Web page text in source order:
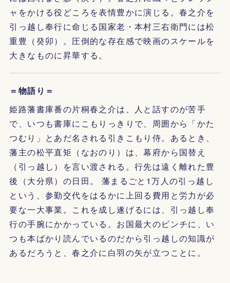
ャをかける役どころを表情豊かに演じる。春之介を
引っ越し奉行に命じる国家老・本村三右衛門には松
重豊（癸卯）。圧倒的な存在感で映画のスケールを
大きなものに昇華する。
＝物語り＝
姫路藩書庫番の片桐春之介は、人と話すのが苦手
で、いつも書庫にこもりっきりで、周囲から「かた
つむり」とあだ名される引きこもり侍。あるとき、
藩主の松平直矩（なおのり）は、幕府から国替え
（引っ越し）を言い渡される。行先は遠く離れた豊
後（大分県）の日田。 藩まるごと1万人の引っ越し
という、参勤交代をはるかに上回る費用と労力が必
要な一大事業。これを成し遂げるには、引っ越し奉
行の手腕にかかっている。お国最大のピンチに、い
つも本ばかり読んでいるのだから引っ越しの知識が
あるだろうと、春之介に白羽の矢が立つことに。